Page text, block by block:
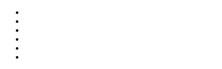
Skip
main
content